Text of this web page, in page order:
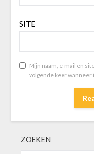
SITE
Mijn naam, e-mail en
volgende keer wanneer
ZOEKEN